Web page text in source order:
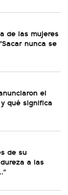
de las mujeres
nunca se
el
qué significa
de su
a las